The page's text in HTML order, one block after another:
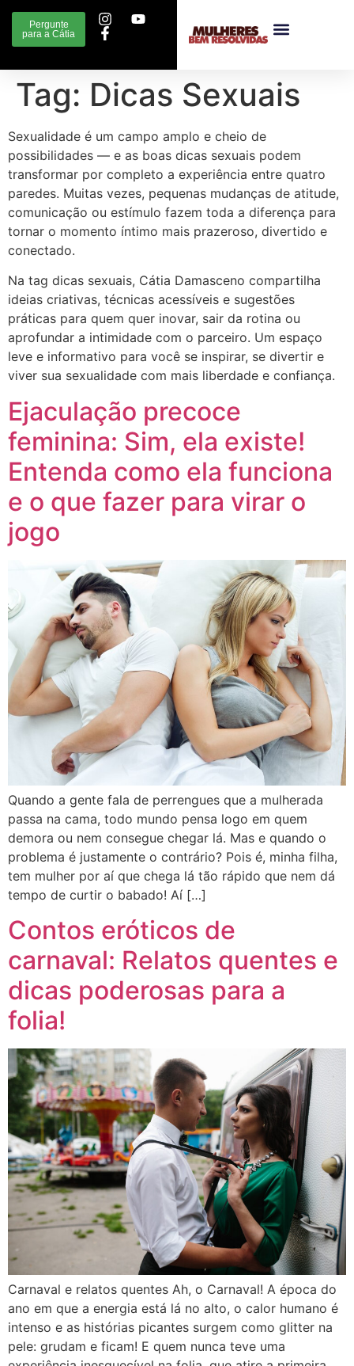
Pergunte
para a Cátia
Tag: Dicas Sexuais
Sexualidade é um campo amplo e cheio de
possibilidades — e as boas dicas sexuais podem
transformar por completo a experiência entre quatro
paredes. Muitas vezes, pequenas mudanças de atitude,
comunicação ou estímulo fazem toda a diferença para
tornar o momento íntimo mais prazeroso, divertido e
conectado.
Na tag dicas sexuais, Cátia Damasceno compartilha
ideias criativas, técnicas acessíveis e sugestões
práticas para quem quer inovar, sair da rotina ou
aprofundar a intimidade com o parceiro. Um espaço
leve e informativo para você se inspirar, se divertir e
viver sua sexualidade com mais liberdade e confiança.
Ejaculação precoce
feminina: Sim, ela existe!
Entenda como ela funciona
e o que fazer para virar o
jogo
Quando a gente fala de perrengues que a mulherada
passa na cama, todo mundo pensa logo em quem
demora ou nem consegue chegar lá. Mas e quando o
problema é justamente o contrário? Pois é, minha filha,
tem mulher por aí que chega lá tão rápido que nem dá
tempo de curtir o babado! Aí […]
Contos eróticos de
carnaval: Relatos quentes e
dicas poderosas para a
folia!
Carnaval e relatos quentes Ah, o Carnaval! A época do
ano em que a energia está lá no alto, o calor humano é
intenso e as histórias picantes surgem como glitter na
pele: grudam e ficam! E quem nunca teve uma